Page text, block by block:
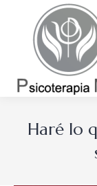
Haré lo